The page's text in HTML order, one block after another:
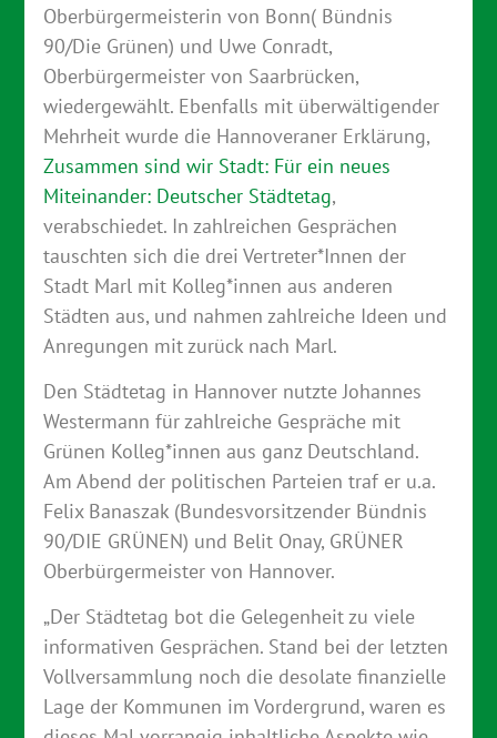
Oberbürgermeisterin von Bonn( Bündnis
90/Die Grünen) und Uwe Conradt,
Oberbürgermeister von Saarbrücken,
wiedergewählt. Ebenfalls mit überwältigender
Mehrheit wurde die Hannoveraner Erklärung,
Zusammen sind wir Stadt: Für ein neues
Miteinander: Deutscher Städtetag,
verabschiedet. In zahlreichen Gesprächen
tauschten sich die drei Vertreter*Innen der
Stadt Marl mit Kolleg*innen aus anderen
Städten aus, und nahmen zahlreiche Ideen und
Anregungen mit zurück nach Marl.
Den Städtetag in Hannover nutzte Johannes
Westermann für zahlreiche Gespräche mit
Grünen Kolleg*innen aus ganz Deutschland.
Am Abend der politischen Parteien traf er u.a.
Felix Banaszak (Bundesvorsitzender Bündnis
90/DIE GRÜNEN) und Belit Onay, GRÜNER
Oberbürgermeister von Hannover.
„Der Städtetag bot die Gelegenheit zu viele
informativen Gesprächen. Stand bei der letzten
Vollversammlung noch die desolate finanzielle
Lage der Kommunen im Vordergrund, waren es